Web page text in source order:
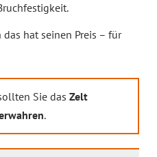
hat seinen Preis – für
Sie das Zelt
.